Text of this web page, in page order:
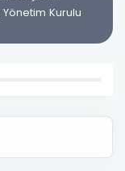
Yönetim Kurulu